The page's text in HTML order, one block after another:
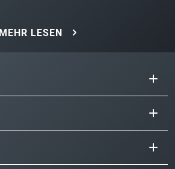
MEHR LESEN